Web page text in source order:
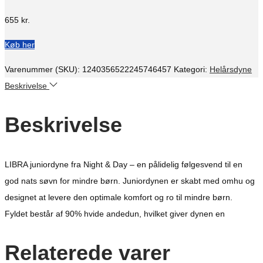
655 kr.
Køb her
Varenummer (SKU): 1240356522245746457 Kategori: Helårsdyne
Beskrivelse
Beskrivelse
LIBRA juniordyne fra Night & Day – en pålidelig følgesvend til en
god nats søvn for mindre børn. Juniordynen er skabt med omhu og
designet at levere den optimale komfort og ro til mindre børn.
Fyldet består af 90% hvide andedun, hvilket giver dynen en
Relaterede varer